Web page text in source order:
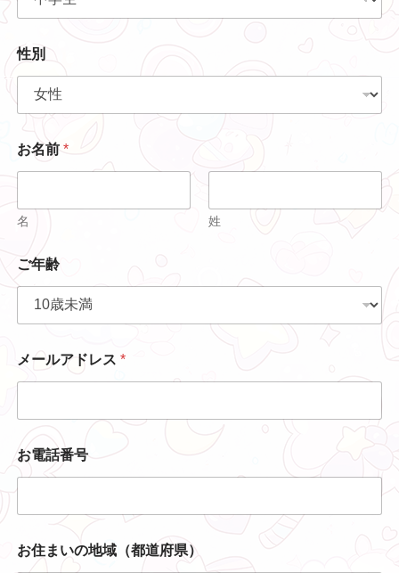
性別
お名前 *
名 姓
ご年齢
メールアドレス *
お電話番号
お住まいの地域（都道府県）